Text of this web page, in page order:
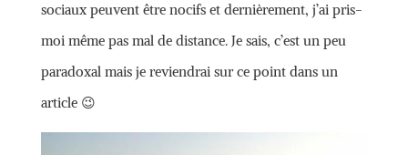
sociaux peuvent être nocifs et dernièrement, j’ai pris-
moi même pas mal de distance. Je sais, c’est un peu
paradoxal mais je reviendrai sur ce point dans un
article 😉